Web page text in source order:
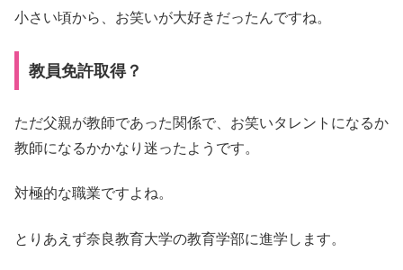
小さい頃から、お笑いが大好きだったんですね。
教員免許取得？
ただ父親が教師であった関係で、お笑いタレントになるか
教師になるかかなり迷ったようです。
対極的な職業ですよね。
とりあえず奈良教育大学の教育学部に進学します。